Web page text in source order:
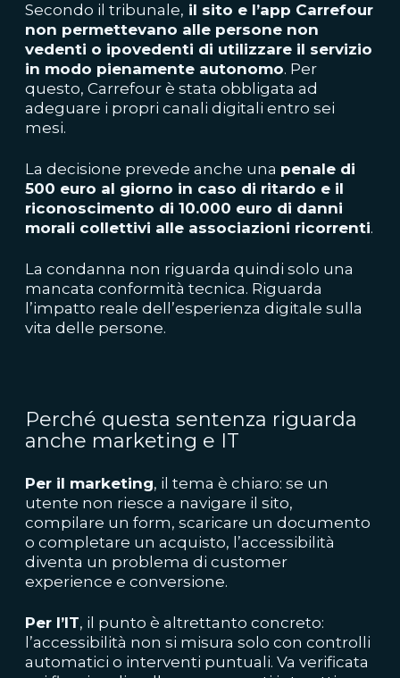
Secondo il tribunale, il sito e l’app Carrefour
non permettevano alle persone non
vedenti o ipovedenti di utilizzare il servizio
in modo pienamente autonomo. Per
questo, Carrefour è stata obbligata ad
adeguare i propri canali digitali entro sei
mesi.
La decisione prevede anche una penale di
500 euro al giorno in caso di ritardo e il
riconoscimento di 10.000 euro di danni
morali collettivi alle associazioni ricorrenti.
La condanna non riguarda quindi solo una
mancata conformità tecnica. Riguarda
l’impatto reale dell’esperienza digitale sulla
vita delle persone.
Perché questa sentenza riguarda
anche marketing e IT
Per il marketing, il tema è chiaro: se un
utente non riesce a navigare il sito,
compilare un form, scaricare un documento
o completare un acquisto, l’accessibilità
diventa un problema di customer
experience e conversione.
Per l’IT, il punto è altrettanto concreto:
l’accessibilità non si misura solo con controlli
automatici o interventi puntuali. Va verificata